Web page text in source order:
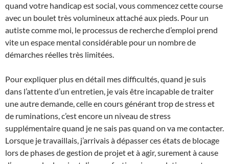
quand votre handicap est social, vous commencez cette course
avec un boulet très volumineux attaché aux pieds. Pour un
autiste comme moi, le processus de recherche d’emploi prend
vite un espace mental considérable pour un nombre de
démarches réelles très limitées.
Pour expliquer plus en détail mes difficultés, quand je suis
dans l’attente d’un entretien, je vais être incapable de traiter
une autre demande, celle en cours générant trop de stress et
de ruminations, c’est encore un niveau de stress
supplémentaire quand je ne sais pas quand on va me contacter.
Lorsque je travaillais, j’arrivais à dépasser ces états de blocage
lors de phases de gestion de projet et à agir, surement à cause